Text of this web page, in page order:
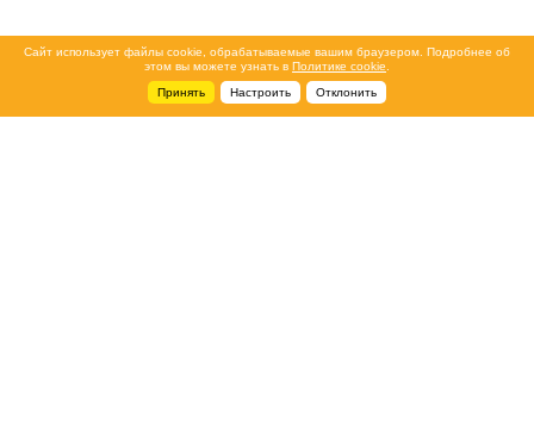
Сайт использует файлы cookie, обрабатываемые вашим браузером. Подробнее об
этом вы можете узнать в Политике cookie
Принять
Настроить Отклонить